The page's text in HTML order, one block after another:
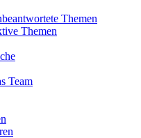
Themen
Themen
Team